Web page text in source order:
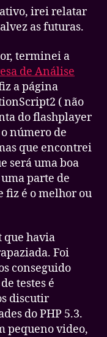
bordoirei relatar
as futuras.
terminei a
de Análise
a página
( não
do flashplayer
número de
que encontrei
será uma boa
parte de
fiz é o melhor ou
que havia
Foi
conseguido
testes é
discutir
do PHP 5.3.
pequeno video,